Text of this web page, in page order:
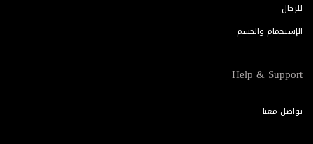
للرجال
الإستحمام والجسم
Help & Support
تواصل معنا